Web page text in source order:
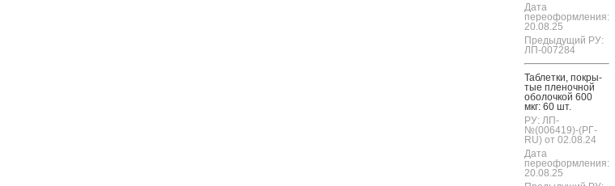
Дата
переоформления:
20.08.25
Предыдущий РУ:
ЛП-007284
Таб­летки, пок­ры­
тые пле­ноч­ной
обо­лоч­кой 600
мкг: 60 шт.
РУ: ЛП-
№(006419)-(РГ-
RU) от 02.08.24
Дата
переоформления:
20.08.25